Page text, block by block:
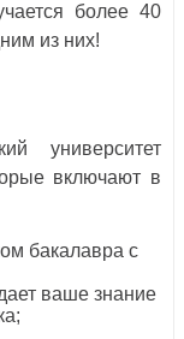
более 40
из них!
университет
включают в
бакалавра с
ваше знание